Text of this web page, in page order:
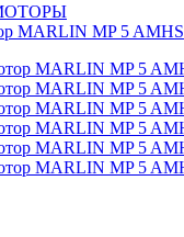
MARLIN MP 5 AMHS